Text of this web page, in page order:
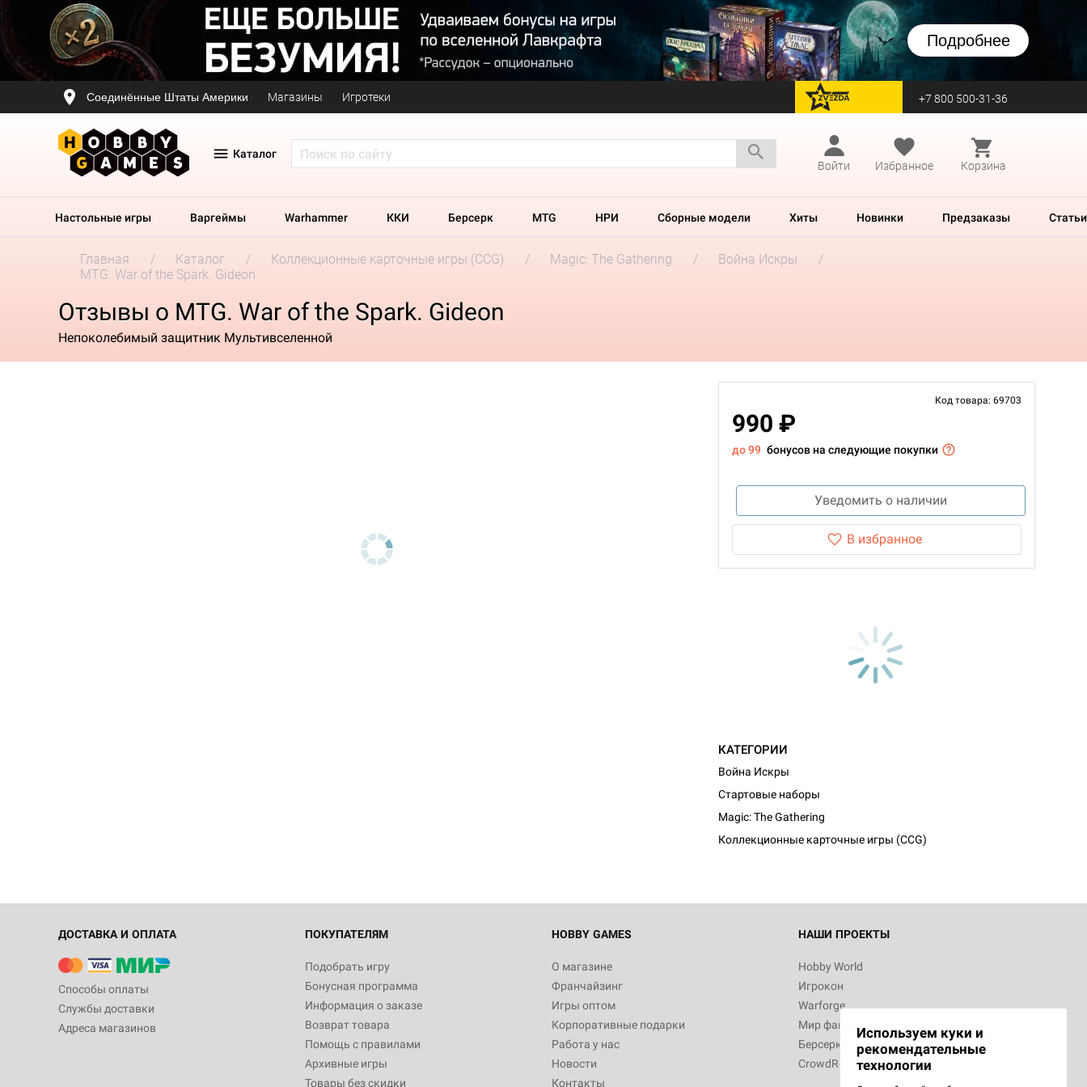
Подробнее
Соединённые Штаты Америки Магазины Игротеки перейти на Zvezda +7 800 500-31-36
Каталог
Войти
Избранное Корзина
Настольные игры Варгеймы Warhammer ККИ Берсерк MTG НРИ Сборные модели Хиты Новинки Предзаказы Статьи
Главная Каталог Коллекционные карточные игры (CCG) Magic: The Gathering
Война Искры
MTG. War of the Spark. Gideon
Отзывы о MTG. War of the Spark. Gideon
Непоколебимый защитник Мультивселенной
Код товара: 69703
990 ₽
до 99 бонусов на следующие покупки
Уведомить о наличии
В избранное
КАТЕГОРИИ
Война Искры
Стартовые наборы
Magic: The Gathering
Коллекционные карточные игры (CCG)
ДОСТАВКА И ОПЛАТА
Способы оплаты
Службы доставки
Адреса магазинов
ПОКУПАТЕЛЯМ
Подобрать игру
Бонусная программа
Информация о заказе
Возврат товара
Помощь с правилами
Архивные игры
Товары без скидки
HOBBY GAMES
О магазине
Франчайзинг
Игры оптом
Корпоративные подарки
Работа у нас
Новости
Контакты
НАШИ ПРОЕКТЫ
Hobby World
Игрокон
Warforge
Мир фантастики
Берсерк
CrowdRepublic
Используем куки и
рекомендательные
технологии